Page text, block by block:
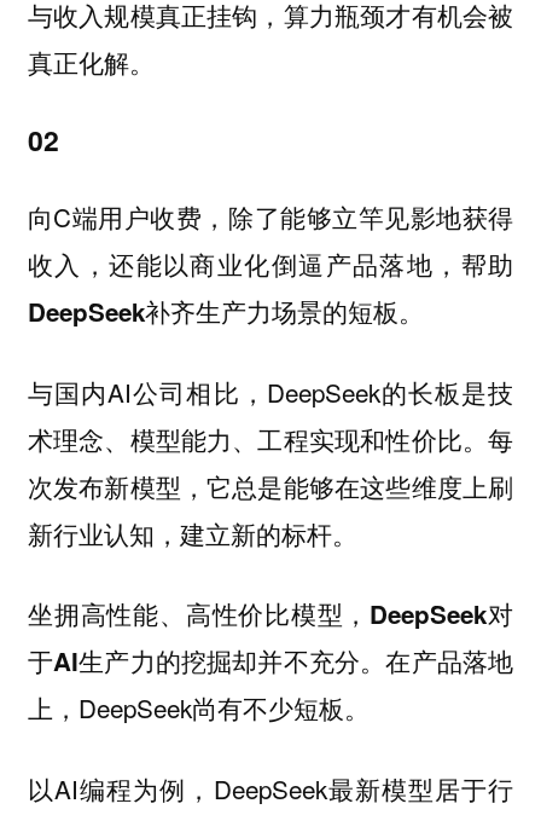
与收入规模真正挂钩，算力瓶颈才有机会被
真正化解。
02
向C端用户收费，除了能够立竿见影地获得
收入，还能以商业化倒逼产品落地，帮助
DeepSeek补齐生产力场景的短板。
与国内AI公司相比，DeepSeek的长板是技
术理念、模型能力、工程实现和性价比。每
次发布新模型，它总是能够在这些维度上刷
新行业认知，建立新的标杆。
坐拥高性能、高性价比模型，DeepSeek对
于AI生产力的挖掘却并不充分。在产品落地
上，DeepSeek尚有不少短板。
以AI编程为例，DeepSeek最新模型居于行